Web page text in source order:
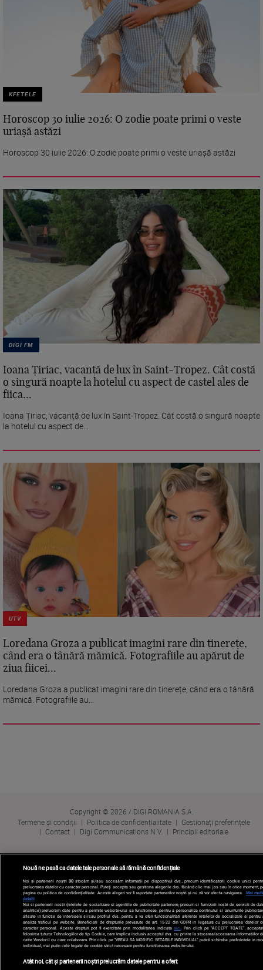
KFETELE
Horoscop 30 iulie 2026: O zodie poate primi o veste
uriașă astăzi
Horoscop 30 iulie 2026: O zodie poate primi o veste uriașă astăzi
DIGI FM
Ioana Țiriac, vacanță de lux în Saint-Tropez. Cât costă
o singură noapte la hotelul cu aspect de castel ales de
fiica...
Ioana Țiriac, vacanță de lux în Saint-Tropez. Cât costă o singură noapte
la hotelul cu aspect de...
UTV
Loredana Groza a publicat imagini rare din tinerețe,
când era o tânără mămică. Fotografiile au apărut de
ziua fiicei...
Loredana Groza a publicat imagini rare din tinerețe, când era o tânără
mămică. Fotografiile au...
Copyright © 2026 / DIGI ROMANIA S.A.
Termene și condiții
Politica de confidențialitate
Gestionați preferințele
Contact
Digi Communications N.V. Principii editoriale
Nouă ne pasă ca datele tale personale să rămână confidențiale
Noi și partenerii noștri 30stocăm și/sau accesăm informații pe dispozitivul dvs., precum identificatorii cookie unici
prelucrarea datelor cu caracter personal. Puteți accepta sau gestiona alegerile dvs. făcând clic mai jos sau în orice moment,
pagina cu politica de confidențialitate. Aceste alegeri vor fi raportate partenerilor noștri și nu vă vor afecta navigarea.
Mai
detalii
Noi si partenerii nostri (retelele de socializare si agentiile de publicitate partenere, precum si furnizorii nostri de servicii de
analitice) prelucram date pentru a permite website-ului sa functioneze, pentru a personaliza continutul si anunturile
afisate in functie de interesele si/sau profilul dvs., pentru a va oferi functionalitati aferente retelelor de socializare si pentru
analiza traficul pe website. Beneficiati de drepturile prevazute de art. 15-22 din GDPR in legatura cu prelucrarea datelor
caracter personal. Aceste drepturi pot fi exercitate prin modalitatea indicataaici . Prin click pe “ACCEPT TOATE”,
folosirea tuturor Tehnologiilor de tip Cookie, care implica inclusiv acceptul dvs. cu privire la stocarea/accesarea informatiilor
catre Vendor-ii cu care colaboram. Prin click pe “VREAU SA MODIFIC SETARILE INDIVIDUAL” puteti schimba preferintele in
individual, mai putin cele legate de cookie strict necesare pentru functionarea website-ului.
Atât noi, cât și partenerii noștri prelucrăm datele pentru a oferi: